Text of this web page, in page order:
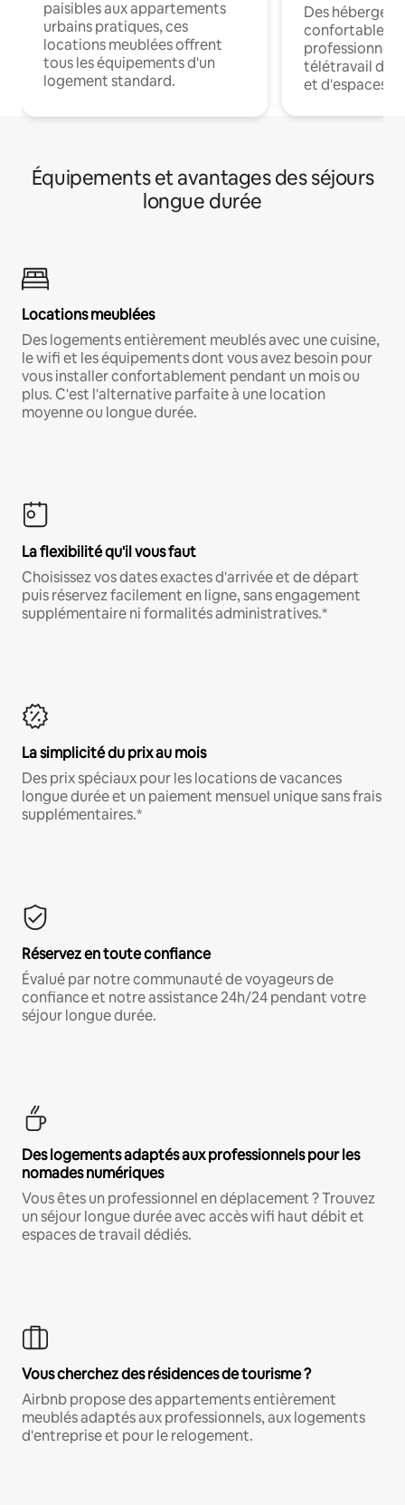
paisibles aux appartements
urbains pratiques, ces
locations meublées offrent
tous les équipements d'un
logement standard.
Des
confortables
professionnels
télétravail
et d'espaces
Équipements et avantages des séjours
longue durée
Locations meublées
Des logements entièrement meublés avec une cuisine,
le wifi et les équipements dont vous avez besoin pour
vous installer confortablement pendant un mois ou
plus. C'est l'alternative parfaite à une location
moyenne ou longue durée.
La flexibilité qu'il vous faut
Choisissez vos dates exactes d'arrivée et de départ
puis réservez facilement en ligne, sans engagement
supplémentaire ni formalités administratives.*
La simplicité du prix au mois
Des prix spéciaux pour les locations de vacances
longue durée et un paiement mensuel unique sans frais
supplémentaires.*
Réservez en toute confiance
Évalué par notre communauté de voyageurs de
confiance et notre assistance 24h/24 pendant votre
séjour longue durée.
Des logements adaptés aux professionnels pour les
nomades numériques
Vous êtes un professionnel en déplacement ? Trouvez
un séjour longue durée avec accès wifi haut débit et
espaces de travail dédiés.
Vous cherchez des résidences de tourisme ?
Airbnb propose des appartements entièrement
meublés adaptés aux professionnels, aux logements
d'entreprise et pour le relogement.